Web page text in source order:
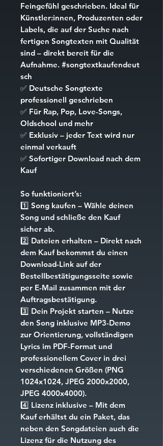
Feingefühl geschrieben. Ideal für
Künstler:innen, Produzenten oder
Labels, die auf der Suche nach
fertigen Songtexten mit Qualität
sind – direkt bereit für die
Aufnahme. #songtextkaufendeut
sch
✅ Deutsche Songtexte
professionell geschrieben
✅ Für Rap, Pop, Love-Songs,
Oldschool und mehr
✅ Exklusiv – jeder Text wird nur
einmal verkauft
✅ Sofortiger Download nach dem
Kauf
So funktioniert’s:
1️⃣ Song kaufen – Wähle deinen
Song und schließe den Kauf
sicher ab.
2️⃣ Dateien erhalten – Direkt nach
dem Kauf bekommst du einen
Download-Link auf der
Bestellbestätigungsseite sowie
per E-Mail zusammen mit der
Auftragsbestätigung.
3️⃣ Dein Projekt starten – Nutze
den Song inklusive MP3-Demo
zur Orientierung, vollständigen
Lyrics im PDF-Format und
professionellem Cover in drei
verschiedenen Größen (PNG
1024x1024, JPEG 2000x2000,
JPEG 4000x4000).
4️⃣ Lizenz inklusive – Mit dem
Kauf erhältst du ein Paket, das
neben den Songdateien auch die
Lizenz für die Nutzung des